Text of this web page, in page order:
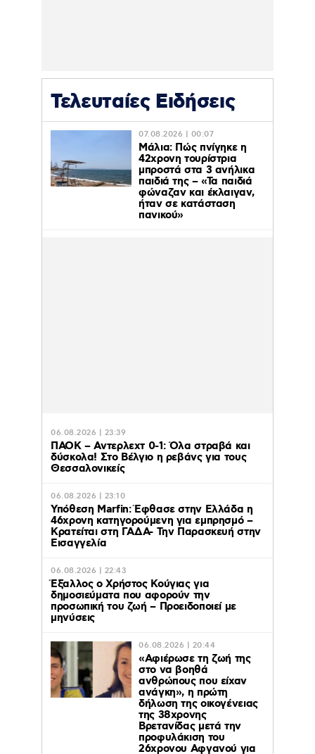
Τελευταίες Ειδήσεις
07.08.2026 | 00:07
Μάλια: Πώς πνίγηκε η
42χρονη τουρίστρια
μπροστά στα 3 ανήλικα
παιδιά της – «Τα παιδιά
φώναζαν και έκλαιγαν,
ήταν σε κατάσταση
πανικού»
06.08.2026 | 23:39
ΠΑΟΚ – Αντερλεχτ 0-1: Όλα στραβά και
δύσκολα! Στο Βέλγιο η ρεβάνς για τους
Θεσσαλονικείς
06.08.2026 | 23:10
Υπόθεση Marfin: Έφθασε στην Ελλάδα η
46χρονη κατηγορούμενη για εμπρησμό –
Κρατείται στη ΓΑΔΑ- Την Παρασκευή στην
Εισαγγελία
06.08.2026 | 22:43
Έξαλλος ο Χρήστος Κούγιας για
δημοσιεύματα που αφορούν την
προσωπική του ζωή – Προειδοποιεί με
μηνύσεις
06.08.2026 | 20:44
«Αφιέρωσε τη ζωή της
στο να βοηθά
ανθρώπους που είχαν
ανάγκη», η πρώτη
δήλωση της οικογένειας
της 38χρονης
Βρετανίδας μετά την
προφυλάκιση του
26χρονου Αφγανού για